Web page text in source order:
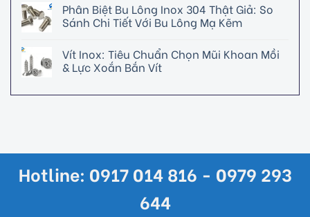
Phân Biệt Bu Lông Inox 304 Thật Giả: So
Sánh Chi Tiết Với Bu Lông Mạ Kẽm
Vít Inox: Tiêu Chuẩn Chọn Mũi Khoan Mồi
& Lực Xoắn Bắn Vít
Hotline: 0917 014 816 - 0979 293
644